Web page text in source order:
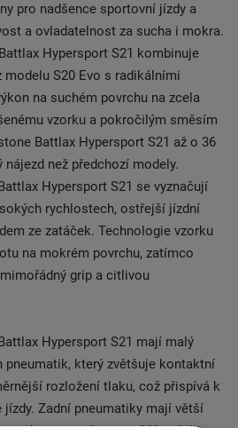
pro nadšence sportovní jízdy a
a ovladatelnost za sucha i mokra.
Hypersport S21 kombinuje
S20 Evo s radikálními
na suchém povrchu na zcela
vzorku a pokročilým směsím
Battlax Hypersport S21 až o 36
než předchozí modely.
Hypersport S21 se vyznačují
rychlostech, ostřejší jízdní
ze zatáček. Technologie vzorku
na mokrém povrchu, zatímco
grip a citlivou
Hypersport S21 mají malý
pneumatik, který zvětšuje kontaktní
rozložení tlaku, což přispívá k
Zadní pneumatiky mají větší